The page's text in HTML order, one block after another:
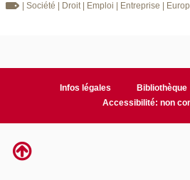
| Société | Droit | Emploi | Entreprise |
Infos légales Bibliothèque
Accessibilité: non